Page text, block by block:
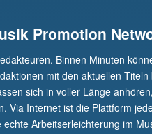
Promotion
Binnen Minuten
mit den aktuellen
sich in voller Länge
Via Internet ist die Plattform
Arbeitserleichterung im